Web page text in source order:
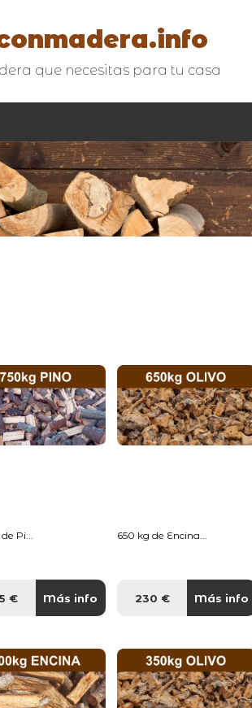
que necesitas para tu casa
Pi...
€ Más info
650 kg de Encina...
230 € Más info